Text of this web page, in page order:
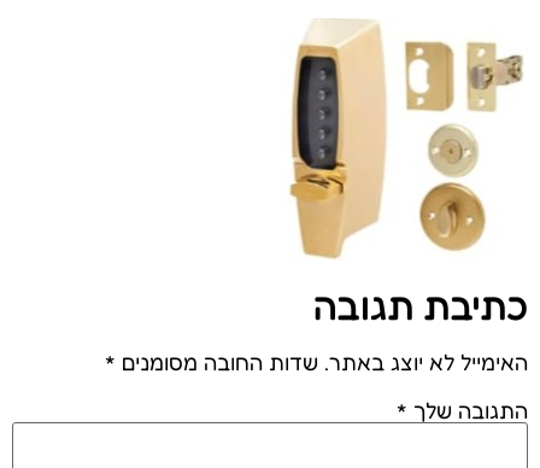
כתיבת תגובה
האימייל לא יוצג באתר. שדות החובה מסומנים *
התגובה שלך *